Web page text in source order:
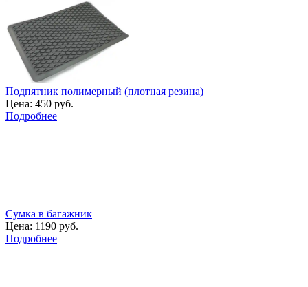
Подпятник полимерный (плотная резина)
Цена: 450 руб.
Подробнее
Сумка в багажник
Цена: 1190 руб.
Подробнее